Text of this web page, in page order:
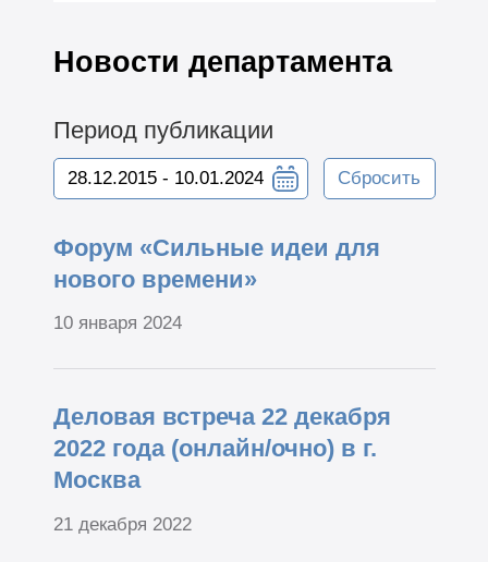
Новости департамента
Период публикации
Сбросить
Форум «Сильные идеи для
нового времени»
10 января 2024
Деловая встреча 22 декабря
2022 года (онлайн/очно) в г.
Москва
21 декабря 2022